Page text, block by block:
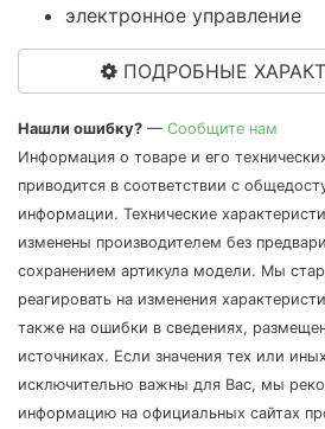
электронное управление
ПОДРОБНЫЕ
Нашли ошибку? — Сообщите нам
Информация о товаре и его
приводится в соответствии с
информации. Технические
изменены производителем без
сохранением артикула модели. Мы
реагировать на изменения
также на ошибки в сведениях,
источниках. Если значения тех или
исключительно важны для Вас, мы
информацию на официальных сайтах